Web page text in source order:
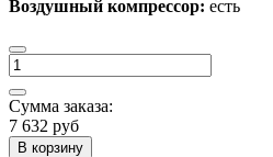
Воздушный компрессор: есть
Сумма заказа:
7 632 руб
В корзину